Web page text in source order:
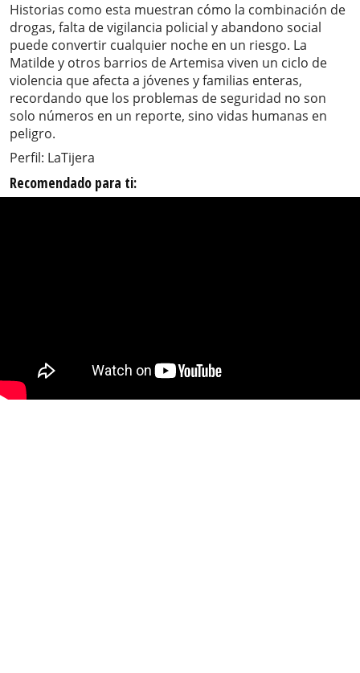
Historias como esta muestran cómo la combinación de
drogas, falta de vigilancia policial y abandono social
puede convertir cualquier noche en un riesgo. La
Matilde y otros barrios de Artemisa viven un ciclo de
violencia que afecta a jóvenes y familias enteras,
recordando que los problemas de seguridad no son
solo números en un reporte, sino vidas humanas en
peligro.
Perfil: LaTijera
Recomendado para ti: